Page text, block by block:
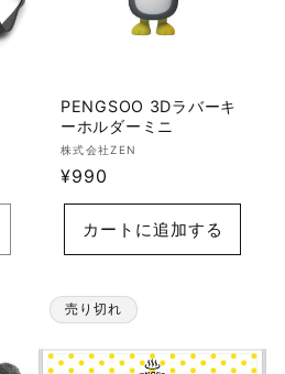
PENGSOO 3Dラバーキ
ーホルダーミニ
販
売
元:
株式会社ZEN
通
常
格
¥990
カートに追加する
売り切れ